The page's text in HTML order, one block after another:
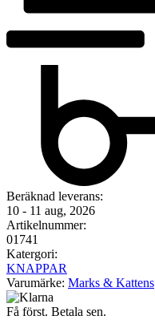
Beräknad leverans:
10 - 11 aug, 2026
Artikelnummer:
01741
Katergori:
KNAPPAR
Varumärke: Marks & Kattens
Få först. Betala sen.